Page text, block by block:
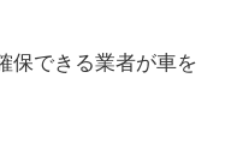
保できる業者が車を